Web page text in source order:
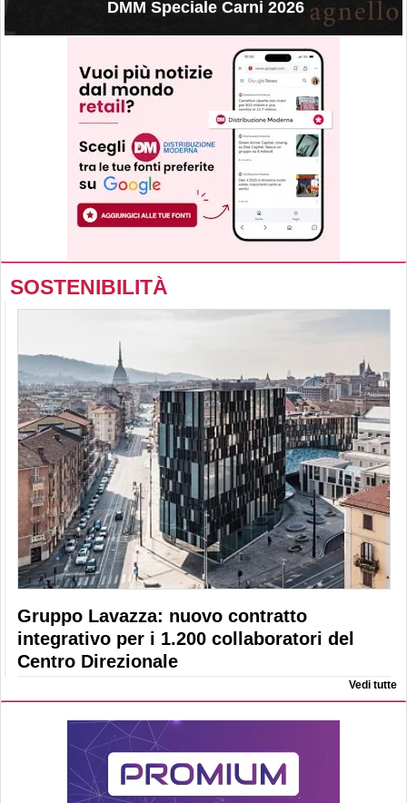
DMM Speciale Carni 2026
SOSTENIBILITÀ
Gruppo Lavazza: nuovo contratto
integrativo per i 1.200 collaboratori del
Centro Direzionale
Vedi tutte